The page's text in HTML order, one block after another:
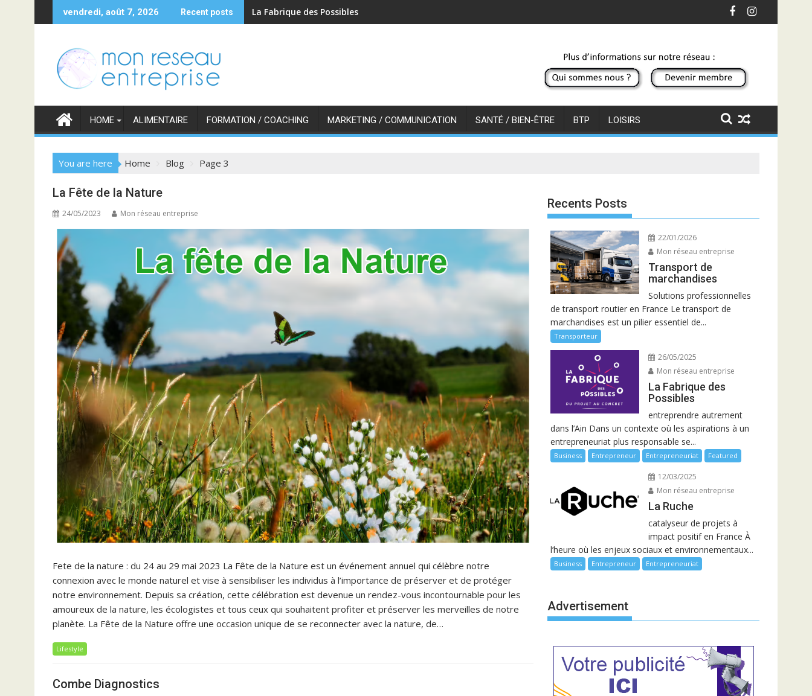
to
vendredi, août 7, 2026 Recent posts La Fabrique des Possibles
HOME ALIMENTAIRE FORMATION / COACHING MARKETING / COMMUNICATION SANTÉ / BIEN-ÊTRE BTP LOISIRS
You are here Home Blog Page 3
Blog
La Fête de la Nature
24/05/2023 Mon réseau entreprise
Fete de la nature : du 24 au 29 mai 2023 La Fête de la Nature est un événement annuel qui célèbre notre
connexion avec le monde naturel et vise à sensibiliser les individus à l’importance de préserver et de protéger
notre environnement. Depuis sa création, cette célébration est devenue un rendez-vous incontournable pour les
amoureux de la nature, les écologistes et tous ceux qui souhaitent profiter et préserver les merveilles de notre
planète. La Fête de la Nature offre une occasion unique de se reconnecter avec la nature, de…
Lifestyle
Combe Diagnostics
Recents Posts
22/01/2026
Mon réseau entreprise
Transport de
marchandises
Solutions professionnelles
de transport routier en France Le transport de
marchandises est un pilier essentiel de...
Transporteur
26/05/2025
Mon réseau entreprise
La Fabrique des
Possibles
entreprendre autrement
dans l’Ain Dans un contexte où les aspirations à un
entrepreneuriat plus responsable se...
Business Entrepreneur Entrepreneuriat Featured
12/03/2025
Mon réseau entreprise
La Ruche
catalyseur de projets à
impact positif en France À
l’heure où les enjeux sociaux et environnementaux...
Business Entrepreneur Entrepreneuriat
Advertisement